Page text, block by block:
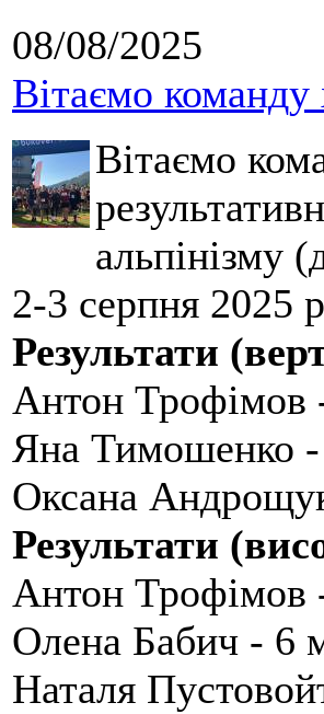
08/08/2025
Вітаємо команду
Вітаємо
альпінізму
2-3 серпня 2025
Результати
Антон Трофімов
Яна Тимошенко -
Оксана
Результати
Антон Трофімов
Олена Бабич - 6
Наталя